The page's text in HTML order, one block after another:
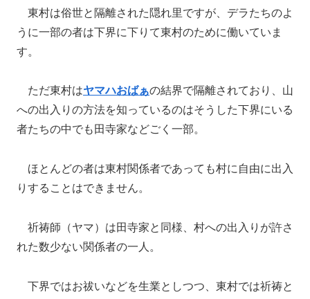
東村は俗世と隔離された隠れ里ですが、デラたちのよ
うに一部の者は下界に下りて東村のために働いていま
す。
ただ東村はヤマハおばぁの結界で隔離されており、山
への出入りの方法を知っているのはそうした下界にいる
者たちの中でも田寺家などごく一部。
ほとんどの者は東村関係者であっても村に自由に出入
りすることはできません。
祈祷師（ヤマ）は田寺家と同様、村への出入りが許さ
れた数少ない関係者の一人。
下界ではお祓いなどを生業としつつ、東村では祈祷と